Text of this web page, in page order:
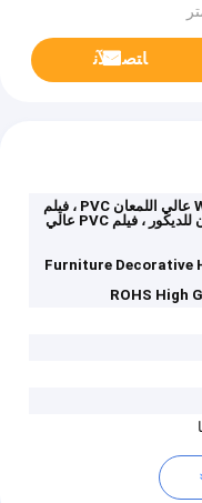
ﺎﺘﺼﻟ ﺍﻶﻧ
فيلم Wood Grain عالي اللمعان PVC ، فيلم
PVC عالي اللمعان للديكور ، فيلم PVC عالي
Furniture Decorative
ROHS High